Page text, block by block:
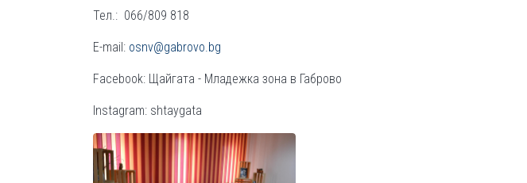
Тел.: 066/809 818
E-mail: osnv@gabrovo.bg
Facebook: Щайгата - Младежка зона в Габрово
Instagram: shtaygata
ФОТО ГАЛЕРИИ